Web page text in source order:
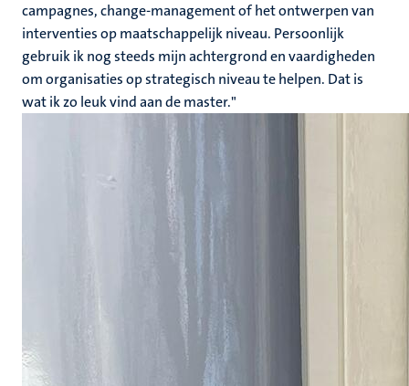
campagnes, change-management of het ontwerpen van
interventies op maatschappelijk niveau. Persoonlijk
gebruik ik nog steeds mijn achtergrond en vaardigheden
om organisaties op strategisch niveau te helpen. Dat is
wat ik zo leuk vind aan de master."